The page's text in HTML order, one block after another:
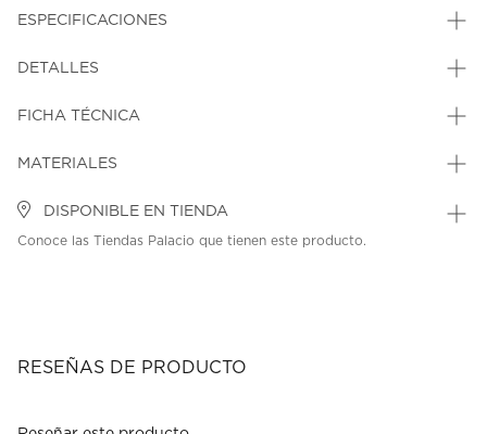
ESPECIFICACIONES
DETALLES
FICHA TÉCNICA
MATERIALES
DISPONIBLE EN TIENDA
Conoce las Tiendas Palacio que tienen este producto.
RESEÑAS DE PRODUCTO